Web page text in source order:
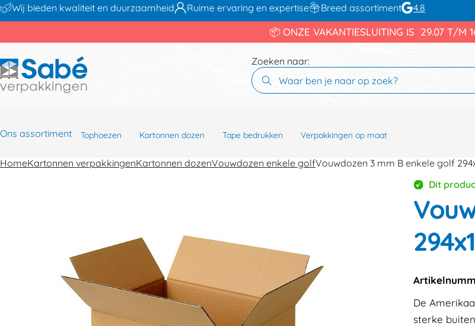
Wij bieden kwaliteit en duurzaamheid Ruime ervaring en expertise Breed assortiment 4.8
📦 ONZE VAKANTIESLUITING IS 29.07 T/M
Zoeken naar:
Ons assortiment Tophoezen Kartonnen dozen Tape bedrukken Verpakkingen op maat
HomeKartonnen verpakkingenKartonnen dozenVouwdozen enkele golfVouwdozen 3 mm B enkele golf
Dit
De
sterke